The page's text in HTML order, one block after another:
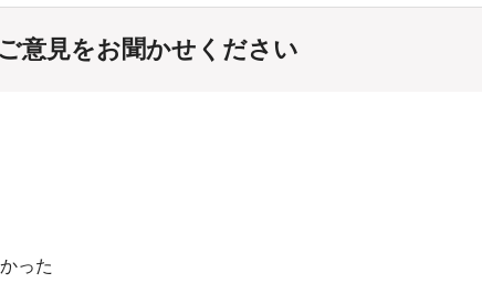
意見をお聞かせください
った